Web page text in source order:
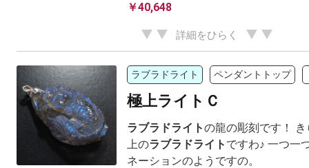
￥40,648
詳細をひらく
ラブラドライト ペンダントトップ
極上ライトＣ
ラブラドライトの龍の彫刻です！
上のラブラドライト ですわ♪ 一つ一
ネーションのようですの。